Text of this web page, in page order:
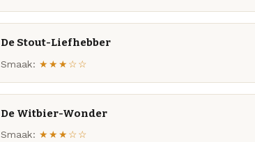
De Stout-Liefhebber
Smaak: ★★★☆☆
De Witbier-Wonder
Smaak: ★★★☆☆